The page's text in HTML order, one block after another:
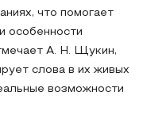
что помогает
особенности
А. Н. Щукин,
слова в их живых
возможности